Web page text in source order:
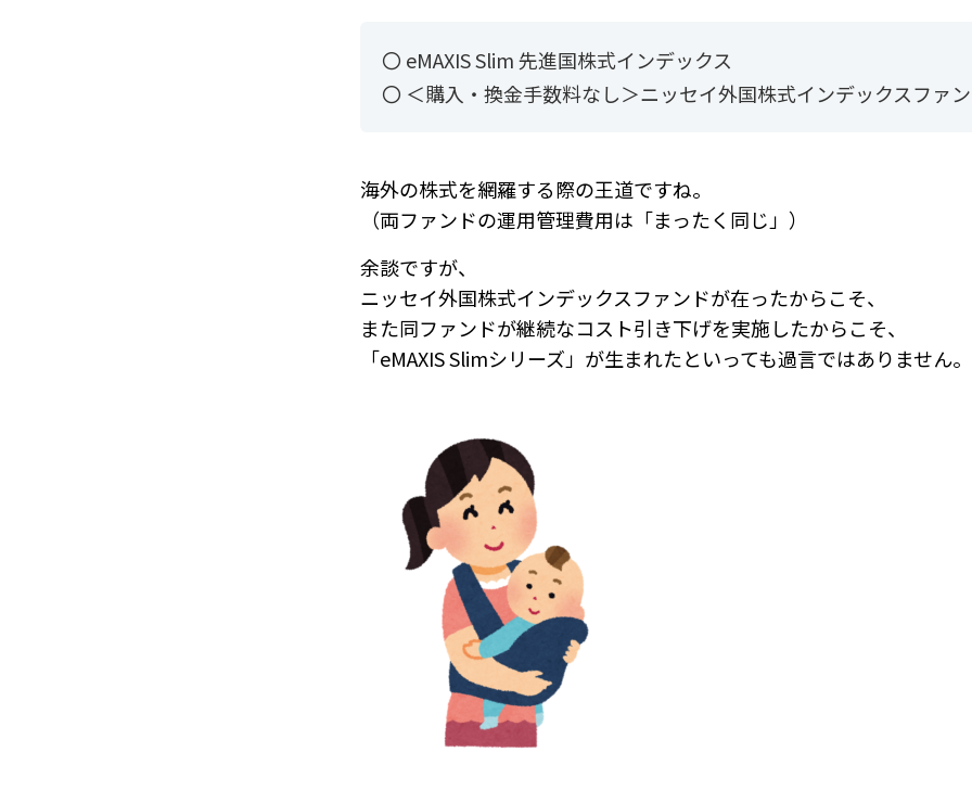
〇 eMAXIS Slim 先進国株式インデックス
〇 ＜購入・換金手数料なし＞ニッセイ外国株式インデックスファ
海外の株式を網羅する際の王道ですね。
（両ファンドの運用管理費用は「まったく同じ」）
余談ですが、
ニッセイ外国株式インデックスファンドが在ったからこそ、
また同ファンドが継続なコスト引き下げを実施したからこそ、
「eMAXIS Slimシリーズ」が生まれたといっても過言ではありません。